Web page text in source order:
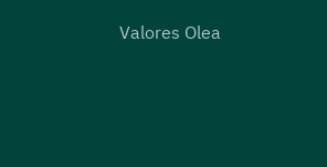
Valores Olea